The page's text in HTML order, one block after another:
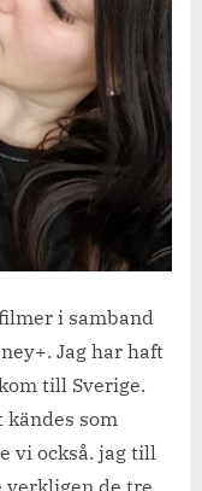
i samband
Jag har haft
till Sverige.
kändes som
vi också. jag till
verkligen de tre